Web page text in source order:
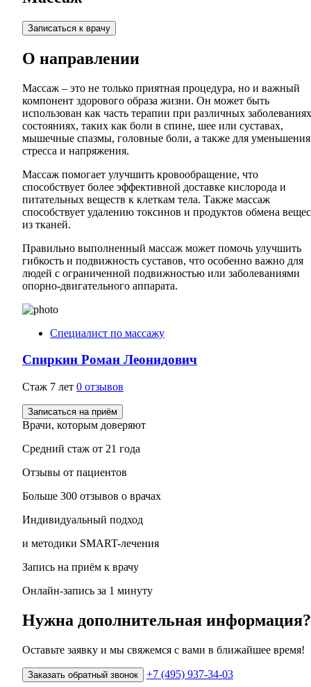
Записаться к врачу
О направлении
Массаж – это не только приятная процедура, но и важный
компонент здорового образа жизни. Он может быть
использован как часть терапии при различных
состояниях, таких как боли в спине, шее или суставах,
мышечные спазмы, головные боли, а также для уменьшения
стресса и напряжения.
Массаж помогает улучшить кровообращение, что
способствует более эффективной доставке кислорода и
питательных веществ к клеткам тела. Также массаж
способствует удалению токсинов и продуктов обмена
из тканей.
Правильно выполненный массаж может помочь улучшить
гибкость и подвижность суставов, что особенно важно для
людей с ограниченной подвижностью или заболеваниями
опорно-двигательного аппарата.
Специалист по массажу
Спиркин Роман Леонидович
Стаж 7 лет 0 отзывов
Записаться на приём
Врачи, которым доверяют
Средний стаж от 21 года
Отзывы от пациентов
Больше 300 отзывов о врачах
Индивидуальный подход
и методики SMART-лечения
Запись на приём к врачу
Онлайн-запись за 1 минуту
Нужна дополнительная информация?
Оставьте заявку и мы свяжемся с вами в ближайшее время!
Заказать обратный звонок +7 (495) 937-34-03